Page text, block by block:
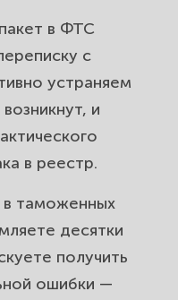
в ФТС
с
устраняем
и
в реестр.
в таможенных
десятки
получить
ошибки —